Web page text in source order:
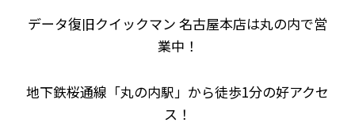
データ復旧クイックマン 名古屋本店は丸の内で営
業中！
地下鉄桜通線「丸の内駅」から徒歩1分の好アクセ
ス！